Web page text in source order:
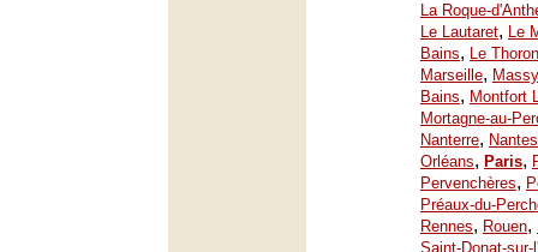
La Roque-
Le Lautaret, Le
Bains, Le
Marseille, Massy
Bains, Montfort
Mortagne-au-
Nanterre, Nantes
Orléans, Paris,
Pervenchères,
Préaux-du-
Rennes, Rouen,
Saint-Donat-sur-